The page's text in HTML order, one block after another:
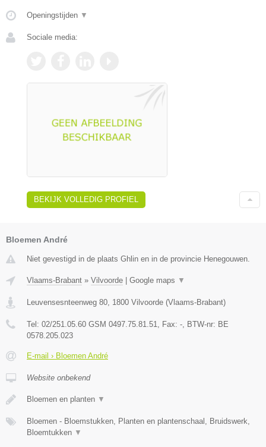
Openingstijden ▼
Sociale media:
BEKIJK VOLLEDIG PROFIEL
Bloemen André
Niet gevestigd in de plaats Ghlin en in de provincie Henegouwen.
Vlaams-Brabant » Vilvoorde | Google maps ▼
Leuvensesnteenweg 80 1800 Vilvoorde (Vlaams-Brabant)
Tel: 02/251.05.60 GSM 0497.75.81.51 , Fax: - , BTW-nr: BE
0578.205.023
E-mail › Bloemen André
Website onbekend
Bloemen en planten ▼
Bloemen - Bloemstukken, Planten en plantenschaal, Bruidswerk,
Bloemtukken ▼